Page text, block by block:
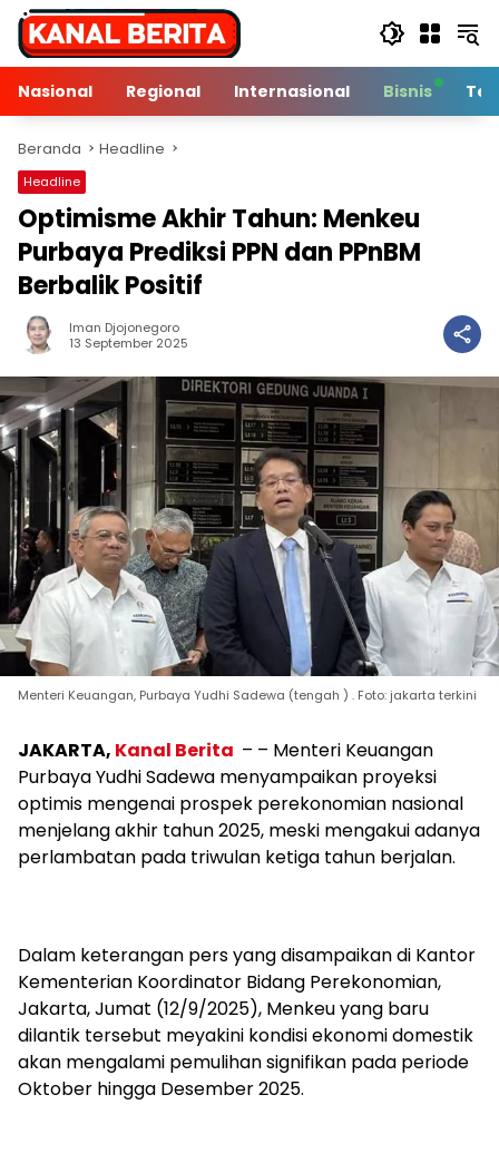
Langsung
konten
Nasional
Regional Internasional Bisnis
Beranda Headline
Headline
Optimisme Akhir Tahun: Menkeu
Purbaya Prediksi PPN dan PPnBM
Berbalik Positif
Iman Djojonegoro
13 September 2025
Menteri Keuangan, Purbaya Yudhi Sadewa (tengah ) . Foto: jakarta terkini
JAKARTA, Kanal Berita – – Menteri Keuangan
Purbaya Yudhi Sadewa menyampaikan proyeksi
optimis mengenai prospek perekonomian nasional
menjelang akhir tahun 2025, meski mengakui adanya
perlambatan pada triwulan ketiga tahun berjalan.
Dalam keterangan pers yang disampaikan di Kantor
Kementerian Koordinator Bidang Perekonomian,
Jakarta, Jumat (12/9/2025), Menkeu yang baru
dilantik tersebut meyakini kondisi ekonomi domestik
akan mengalami pemulihan signifikan pada periode
Oktober hingga Desember 2025.